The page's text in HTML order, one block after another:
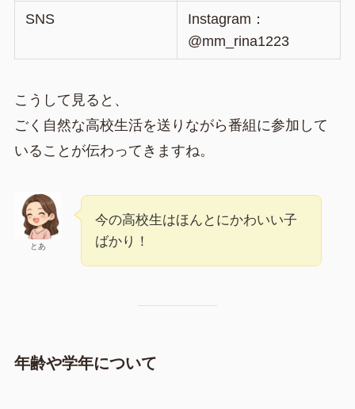
SNS
Instagram：
@mm_rina1223
こうして見ると、
ごく自然な高校生活を送りながら番組に参加して
いることが伝わってきますね。
とあ
今の高校生はほんとにかわいい子
ばかり！
年齢や学年について